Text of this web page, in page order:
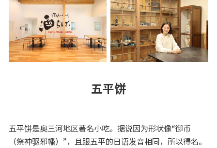
五平饼
五平饼是奥三河地区著名小吃。据说因为形状像“御币
（祭神驱邪幡）”，且跟五平的日语发音相同，所以得名。